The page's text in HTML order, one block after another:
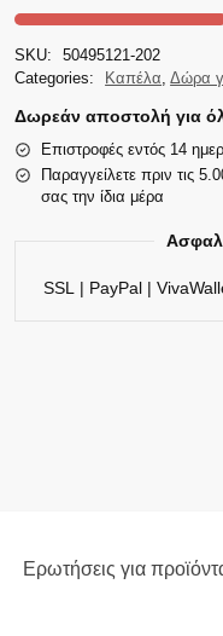
SKU:
50495121-202
Categories:
Καπέλα ,Δώρα
Δωρεάν αποστολή για
Επιστροφές εντός 14
Παραγγείλετε πριν τις
σας την ίδια μέρα
SSL | PayPal |
Ερωτήσεις για